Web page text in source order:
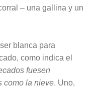
– una gallina y un
blanca para
como indica el
fuesen
como la nieve. Uno,